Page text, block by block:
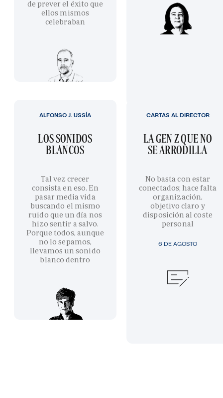
de prever el éxito que
ellos mismos
celebraban
LOS SONIDOS
BLANCOS
Tal vez crecer
consista en eso. En
pasar media vida
buscando el mismo
ruido que un día nos
hizo sentir a salvo.
Porque todos, aunque
no lo sepamos,
llevamos un sonido
blanco dentro
ALFONSO J. USSÍA
6 DE AGOSTO
LA GEN Z QUE NO
SE ARRODILLA
No basta con estar
conectados; hace falta
organización,
objetivo claro y
disposición al coste
personal
CARTAS AL DIRECTOR